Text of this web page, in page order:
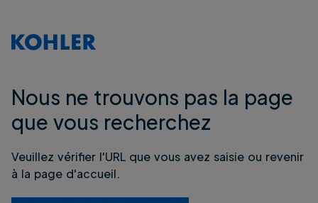
Nous ne trouvons pas la page
que vous recherchez
Veuillez vérifier l'URL que vous avez saisie ou revenir
à la page d'accueil.